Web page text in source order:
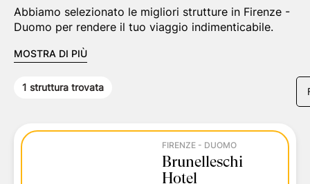
Abbiamo selezionato le migliori strutture in Firenze -
Duomo per rendere il tuo viaggio indimenticabile.
MOSTRA DI PIÙ
1 struttura trovata
FIRENZE - DUOMO
Brunelleschi
Hotel